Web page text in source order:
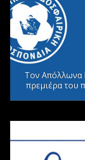
Τον Απόλλωνα
πρεμιέρα του